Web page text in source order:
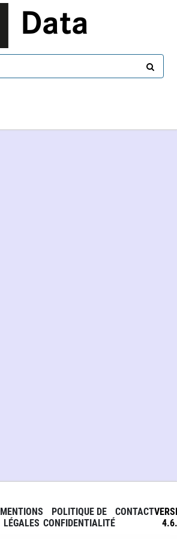
Data
MENTIONS
LÉGALES
POLITIQUE DE
CONFIDENTIALITÉ
CONTACT